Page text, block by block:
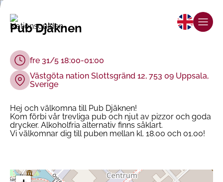
Pub Djäknen
fre 31/5 18:00-01:00
Västgöta nation Slottsgränd 12, 753 09 Uppsala,
Sverige
Hej och välkomna till Pub Djäknen!
Kom förbi vår trevliga pub och njut av pizzor och goda
drycker. Alkoholfria alternativ finns såklart.
Vi välkomnar dig till puben mellan kl. 18.00 och 01.00!